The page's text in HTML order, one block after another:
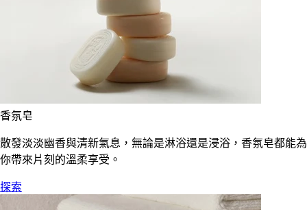
香氛皂
散發淡淡幽香與清新氣息，無論是淋浴還是浸浴，香氛皂都能為
你帶來片刻的溫柔享受。
探索